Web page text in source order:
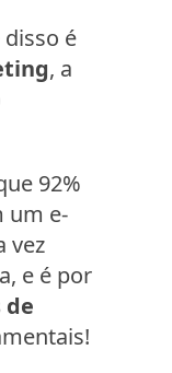
disso é
, a
92%
um e-
vez
e é por
de